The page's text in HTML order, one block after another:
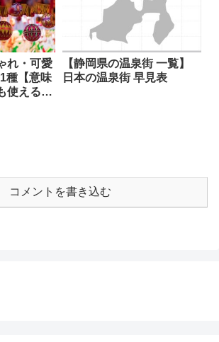
れ・可愛
種【意味
使える古
【静岡県の温泉街 一覧】
日本の温泉街 早見表
コメントを書き込む